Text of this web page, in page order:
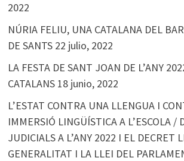
2022
NÚRIA FELIU, UNA CATALANA DEL
DE SANTS 22 julio, 2022
LA FESTA DE SANT JOAN DE L’ANY
CATALANS 18 junio, 2022
L’ESTAT CONTRA UNA LLENGUA I
IMMERSIÓ LINGÜÍSTICA A L’ESCOLA /
JUDICIALS A L’ANY 2022 I EL DECRET
GENERALITAT I LA LLEI DEL